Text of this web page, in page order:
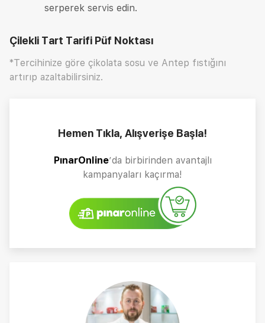
serperek servis edin.
Çilekli Tart Tarifi Püf Noktası
*Tercihinize göre çikolata sosu ve Antep fıstığını
artırıp azaltabilirsiniz.
Hemen Tıkla, Alışverişe Başla!
PınarOnline’da birbirinden avantajlı
kampanyaları kaçırma!